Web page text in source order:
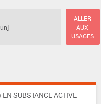
ALLER
AUX
USAGES
SUBSTANCE ACTIVE